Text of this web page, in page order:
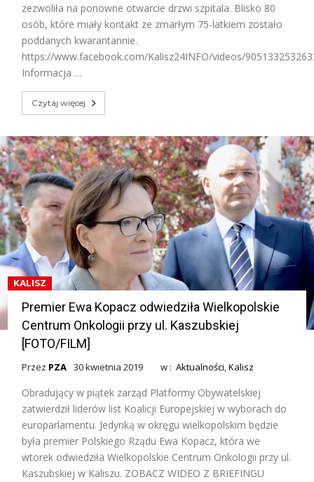
zezwoliła na ponowne otwarcie drzwi szpitala. Blisko 80
osób, które miały kontakt ze zmarłym 75-latkiem zostało
poddanych kwarantannie.
https://www.facebook.com/Kalisz24INFO/videos/
Informacja …
Czytaj więcej
KALISZ
Premier Ewa Kopacz odwiedziła Wielkopolskie
Centrum Onkologii przy ul. Kaszubskiej
[FOTO/FILM]
Przez PZA 30 kwietnia 2019 w :Aktualności,Kalisz
Obradujący w piątek zarząd Platformy Obywatelskiej
zatwierdził liderów list Koalicji Europejskiej w wyborach do
europarlamentu. Jedynką w okręgu wielkopolskim będzie
była premier Polskiego Rządu Ewa Kopacz, która we
wtorek odwiedziła Wielkopolskie Centrum Onkologii przy ul.
Kaszubskiej w Kaliszu. ZOBACZ WIDEO Z BRIEFINGU